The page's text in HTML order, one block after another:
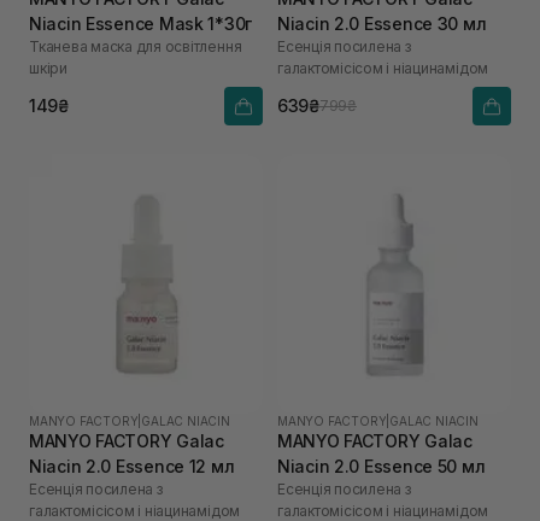
Niacin Essence Mask 1*30г
Тканева маска для освітлення
шкіри
149₴
Niacin 2.0 Essence 30 мл
Есенція посилена з
галактомісісом і ніацинамідом
639₴799₴
MANYO FACTORY GALAC NIACIN
MANYO FACTORY Galac
Niacin 2.0 Essence 12 мл
Есенція посилена з
галактомісісом і ніацинамідом
MANYO FACTORY GALAC NIACIN
MANYO FACTORY Galac
Niacin 2.0 Essence 50 мл
Есенція посилена з
галактомісісом і ніацинамідом